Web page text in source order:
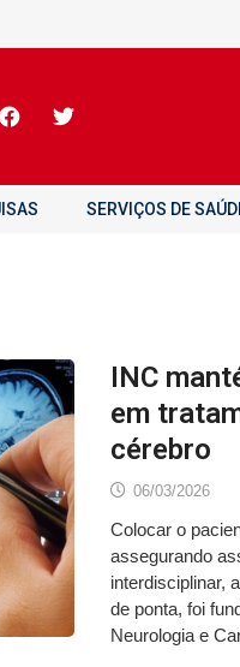
SERVIÇOS DE
INC
em
cérebro
06/03/2026
Colocar o
assegurando
interdisciplinar,
de ponta, foi
Neurologia e